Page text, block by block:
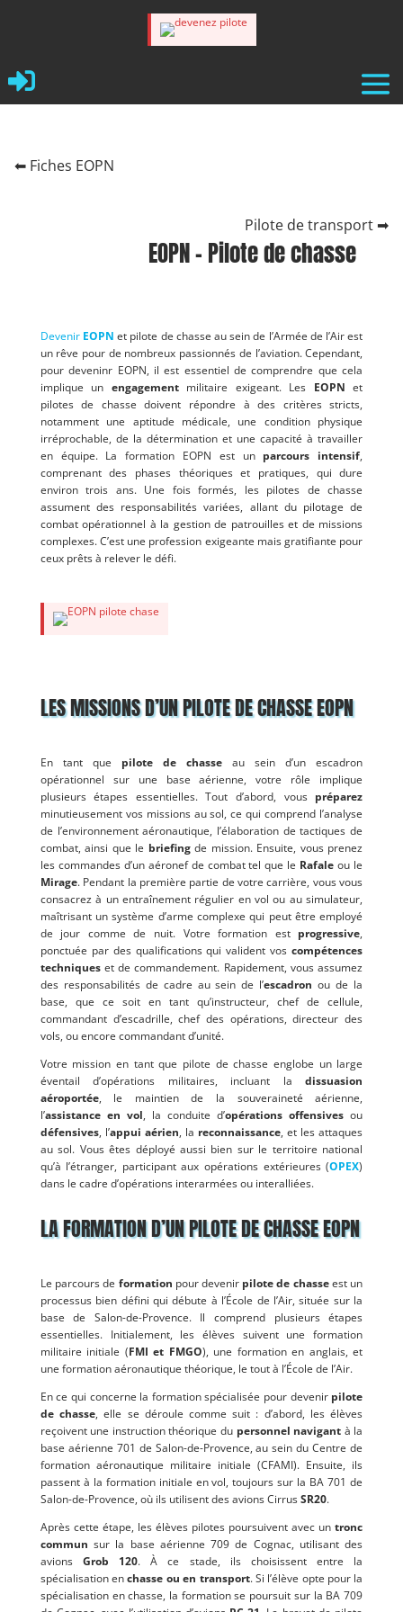

⬅ Fiches EOPN
Pilote de transport ➡
EOPN – Pilote de chasse
Devenir EOPN et pilote de chasse au sein de l’Armée de l’Air est
un rêve pour de nombreux passionnés de l’aviation. Cependant,
pour deveninr EOPN, il est essentiel de comprendre que cela
implique un engagementmilitaire exigeant. Les EOPN et
pilotes de chasse doivent répondre à des critères stricts,
notamment une aptitude médicale, une condition physique
irréprochable, de la détermination et une capacité à travailler
en équipe. La formation EOPN est un parcours intensif,
comprenant des phases théoriques et pratiques, qui dure
environ trois ans. Une fois formés, les pilotes de chasse
assument des responsabilités variées, allant du pilotage de
combat opérationnel à la gestion de patrouilles et de missions
complexes. C’est une profession exigeante mais gratifiante pour
ceux prêts à relever le défi.
LES MISSIONS D’UN PILOTE DE CHASSE EOPN
En tant que pilote de chasse au sein d’un escadron
opérationnel sur une base aérienne, votre rôle implique
plusieurs étapes essentielles. Tout d’abord, vous préparez
minutieusement vos missions au sol, ce qui comprend l’analyse
de l’environnement aéronautique, l’élaboration de tactiques de
combat, ainsi que le briefingde mission. Ensuite, vous prenez
les commandes d’un aéronef de combat tel que le Rafale ou le
Mirage. Pendant la première partie de votre carrière, vous vous
consacrez à un entraînement régulier en vol ou au simulateur,
maîtrisant un système d’arme complexe qui peut être employé
de jour comme de nuit. Votre formation est progressive,
ponctuée par des qualifications qui valident voscompétences
techniqueset de commandement. Rapidement, vous assumez
des responsabilités de cadre au sein de l’escadron ou de la
base, que ce soit en tant qu’instructeur, chef de cellule,
commandant d’escadrille, chef des opérations, directeur des
vols, ou encore commandant d’unité.
Votre mission en tant que pilote de chasse englobe un large
éventail d’opérations militaires, incluant ladissuasion
aéroportée, le maintien de la souveraineté aérienne,
l’assistance en vol, la conduite d’opérations offensives ou
défensives, l’appui aérien, la reconnaissance, et les attaques
au sol. Vous êtes déployé aussi bien sur le territoire national
qu’à l’étranger, participant aux opérations extérieures (OPEX)
dans le cadre d’opérations interarmées ou interalliées.
LA FORMATION D’UN PILOTE DE CHASSE EOPN
Le parcours de formation pour devenir pilote de chasseest un
processus bien défini qui débute à l’École de l’Air, située sur la
base de Salon-de-Provence. Il comprend plusieurs étapes
essentielles. Initialement, les élèves suivent une formation
militaire initiale (FMI et FMGO), une formation en anglais, et
une formation aéronautique théorique, le tout à l’École de l’Air.
En ce qui concerne la formation spécialisée pour devenir pilote
de chasse, elle se déroule comme suit : d’abord, les élèves
reçoivent une instruction théorique du personnel navigant à la
base aérienne 701 de Salon-de-Provence, au sein du Centre de
formation aéronautique militaire initiale (CFAMI). Ensuite, ils
passent à la formation initiale en vol, toujours sur la BA 701 de
Salon-de-Provence, où ils utilisent des avions CirrusSR20.
Après cette étape, les élèves pilotes poursuivent avec untronc
commun sur la base aérienne 709 de Cognac, utilisant des
avions Grob 120. À ce stade, ils choisissent entre la
spécialisation enchasse ou en transport. Si l’élève opte pour la
spécialisation en chasse, la formation se poursuit sur la BA 709